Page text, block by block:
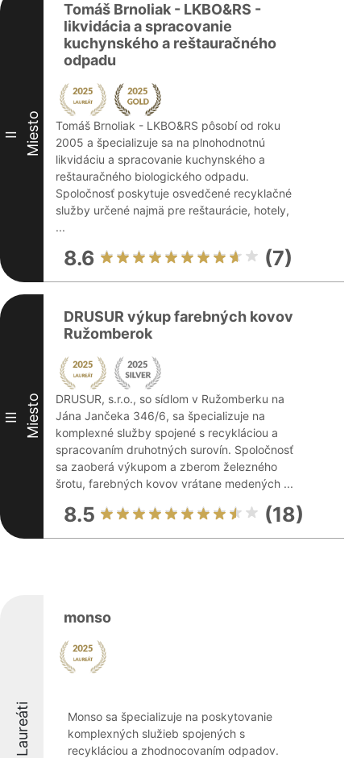
II Miesto
Tomáš Brnoliak - LKBO&RS -
likvidácia a spracovanie
kuchynského a reštauračného
odpadu
Tomáš Brnoliak - LKBO&RS pôsobí od roku
2005 a špecializuje sa na plnohodnotnú
likvidáciu a spracovanie kuchynského a
reštauračného biologického odpadu.
Spoločnosť poskytuje osvedčené recyklačné
služby určené najmä pre reštaurácie, hotely,
...
8.6 (7)
III Miesto
DRUSUR výkup farebných kovov
Ružomberok
DRUSUR, s.r.o., so sídlom v Ružomberku na
Jána Jančeka 346/6, sa špecializuje na
komplexné služby spojené s recykláciou a
spracovaním druhotných surovín. Spoločnosť
sa zaoberá výkupom a zberom železného
šrotu, farebných kovov vrátane medených ...
8.5 (18)
Laureáti
monso
Monso sa špecializuje na poskytovanie
komplexných služieb spojených s
recykláciou a zhodnocovaním odpadov.